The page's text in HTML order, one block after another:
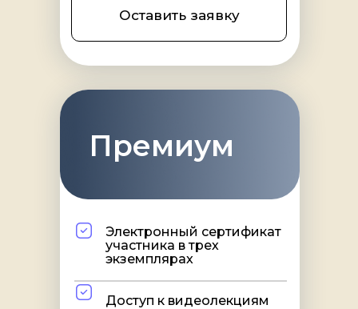
Оставить заявку
Электронный сертификат
участника в трех
экземплярах
Премиум
Доступ к видеолекциям